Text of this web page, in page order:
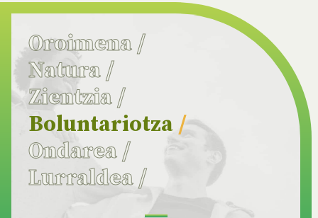
Oroimena /
Natura /
Zientzia /
Boluntariotza /
Ondarea /
Lurraldea /